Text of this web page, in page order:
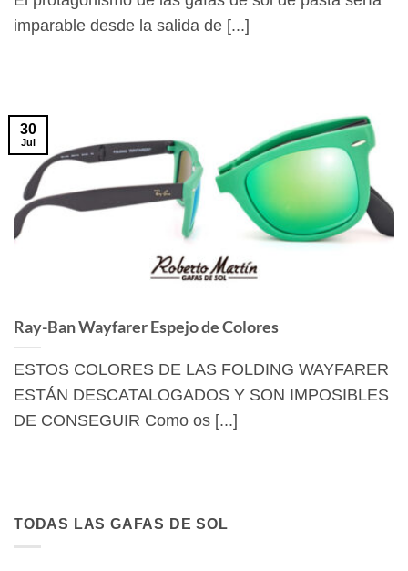
imparable desde la salida de [...]
Ray-Ban Wayfarer Espejo de Colores
ESTOS COLORES DE LAS FOLDING WAYFARER
ESTÁN DESCATALOGADOS Y SON IMPOSIBLES
DE CONSEGUIR Como os [...]
30
Jul
TODAS LAS GAFAS DE SOL